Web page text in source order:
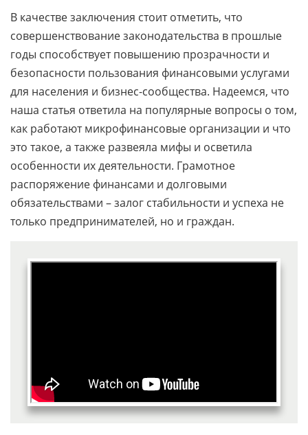
В качестве заключения стоит отметить, что
совершенствование законодательства в прошлые
годы способствует повышению прозрачности и
безопасности пользования финансовыми услугами
для населения и бизнес-сообщества. Надеемся, что
наша статья ответила на популярные вопросы о том,
как работают микрофинансовые организации и что
это такое, а также развеяла мифы и осветила
особенности их деятельности. Грамотное
распоряжение финансами и долговыми
обязательствами – залог стабильности и успеха не
только предпринимателей, но и граждан.